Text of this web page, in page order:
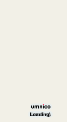
Loading
Loading\